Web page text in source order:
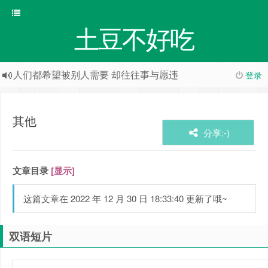
土豆不好吃
登录
人们都希望被别人需要 却往往事与愿违
其他
分享:-)
文章目录 [显示]
这篇文章在 2022 年 12 月 30 日 18:33:40 更新了哦~
双语短片